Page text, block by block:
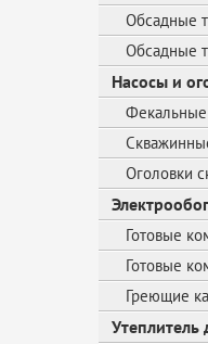
Обсадные
Обсадные
Насосы и
Оголовки
Готовые
Готовые
Греющие
Утеплитель